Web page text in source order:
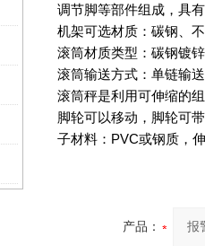
调节脚等部件组成，具
机架可选材质：碳钢、
滚筒材质类型：碳钢镀
滚筒输送方式：单链输
滚筒秤是利用可伸缩的
脚轮可以移动，脚轮可
子材料： PVC或钢质，
产品：